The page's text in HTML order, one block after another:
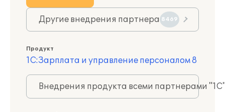
Другие внедрения партнера 8469
Продукт
1С:Зарплата и управление персоналом 8
Внедрения продукта всеми партнерами